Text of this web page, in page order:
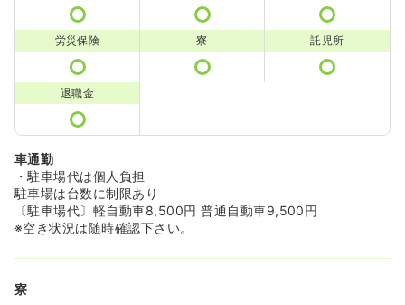
労災保険 寮 託児所
退職金
車通勤
・駐車場代は個人負担
駐車場は台数に制限あり
〔駐車場代〕軽自動車8,500円 普通自動車9,500円
※空き状況は随時確認下さい。
寮